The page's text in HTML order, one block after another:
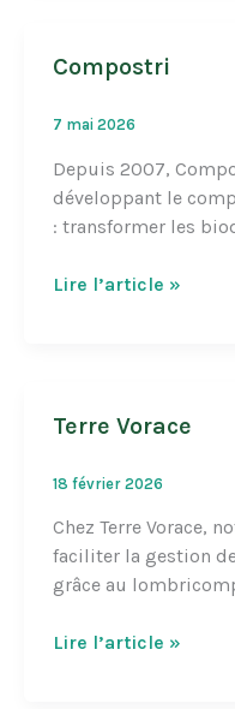
Compostri
7 mai 2026
Depuis 2007,
développant le
: transformer les
Compostri
Lire l’article »
Terre Vorace
18 février 2026
Chez Terre Vorace,
faciliter la gestion
grâce au
Terre
Lire l’article »